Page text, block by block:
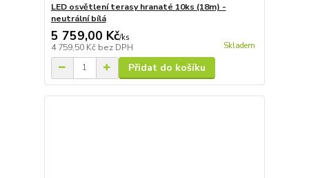
LED osvětlení terasy hranaté 10ks (18m) -
neutrální bílá
5 759,00 Kč/ks
4 759,50 Kč bez DPH Skladem
Přidat do košíku